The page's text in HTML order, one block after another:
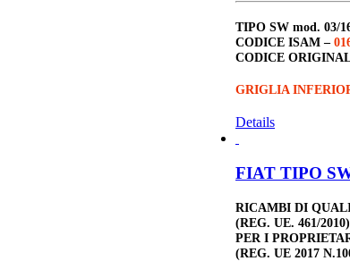
TIPO SW mod. 03/
CODICE ISAM –
CODICE
GRIGLIA
Details
FIAT TIPO
RICAMBI DI
(REG. UE. 461/2010)
PER I
(REG. UE 2017